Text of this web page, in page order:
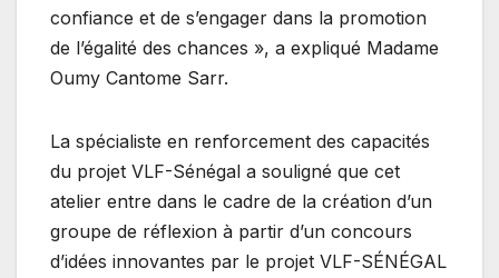
confiance et de s’engager dans la promotion
de l’égalité des chances », a expliqué Madame
Oumy Cantome Sarr.
La spécialiste en renforcement des capacités
du projet VLF-Sénégal a souligné que cet
atelier entre dans le cadre de la création d’un
groupe de réflexion à partir d’un concours
d’idées innovantes par le projet VLF-SÉNÉGAL